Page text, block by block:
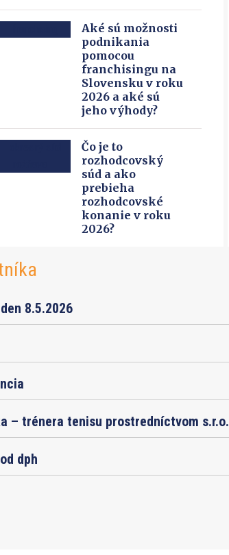
Aké sú možnosti
podnikania
pomocou
franchisingu na
Slovensku v roku
2026 a aké sú
jeho výhody?
Čo je to
rozhodcovský
súd a ako
prebieha
rozhodcovské
konanie v roku
2026?
8.5.2026
– trénera tenisu prostredníctvom s.r.o.
dph